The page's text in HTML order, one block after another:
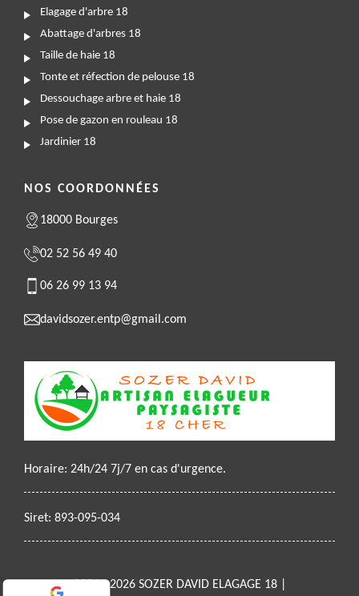
Elagage d'arbre 18
Abattage d'arbres 18
Taille de haie 18
Tonte et réfection de pelouse 18
Dessouchage arbre et haie 18
Pose de gazon en rouleau 18
Jardinier 18
NOS COORDONNÉES
18000 Bourges
02 52 56 49 40
06 26 99 13 94
davidsozer.entp@gmail.com
Horaire: 24h/24 7j/7 en cas d'urgence.
Siret: 893-095-034
2021 - 2026 SOZER DAVID ELAGAGE 18 |